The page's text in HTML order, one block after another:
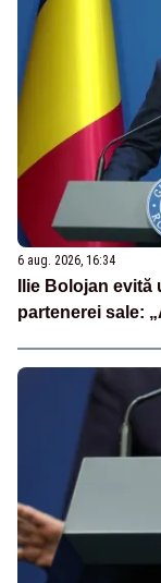
6 aug. 2026, 16:34
Ilie Bolojan
partenerei sale: